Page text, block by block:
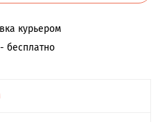
курьером
- бесплатно